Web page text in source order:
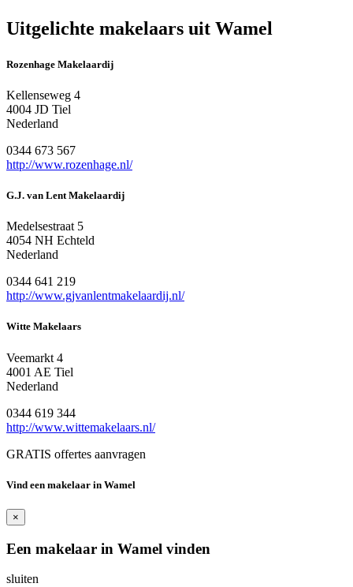
Uitgelichte makelaars uit Wamel
Rozenhage Makelaardij
Kellenseweg 4
4004 JD Tiel
Nederland
0344 673 567
http://www.rozenhage.nl/
G.J. van Lent Makelaardij
Medelsestraat 5
4054 NH Echteld
Nederland
0344 641 219
http://www.gjvanlentmakelaardij.nl/
Witte Makelaars
Veemarkt 4
4001 AE Tiel
Nederland
0344 619 344
http://www.wittemakelaars.nl/
GRATIS offertes aanvragen
Vind een makelaar in Wamel
×
Een makelaar in Wamel vinden
sluiten